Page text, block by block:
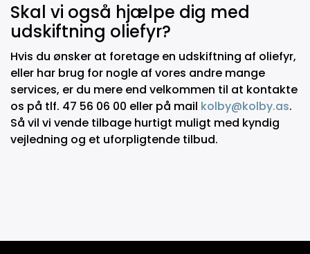
Skal vi også hjælpe dig med
udskiftning oliefyr?
Hvis du ønsker at foretage en udskiftning af oliefyr,
eller har brug for nogle af vores andre mange
services, er du mere end velkommen til at kontakte
os på tlf. 47 56 06 00 eller på mail kolby@kolby.as.
Så vil vi vende tilbage hurtigt muligt med kyndig
vejledning og et uforpligtende tilbud.